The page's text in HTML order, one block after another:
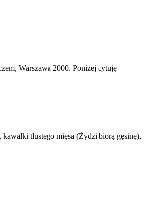
Warszawa 2000. Poniżej cytuję
tłustego mięsa (Żydzi biorą gęsinę),